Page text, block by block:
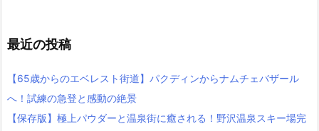
最近の投稿
【65歳からのエベレスト街道】パクディンからナムチェバザール
へ！試練の急登と感動の絶景
【保存版】極上パウダーと温泉街に癒される！野沢温泉スキー場完